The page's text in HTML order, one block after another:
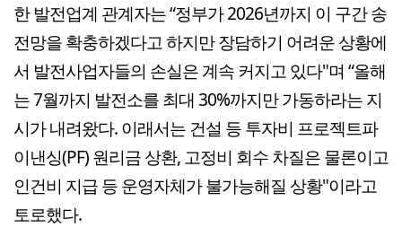
한 발전업계 관계자는 “정부가 2026년까지 이 구간 송
전망을 확충하겠다고 하지만 장담하기 어려운 상황에
서 발전사업자들의 손실은 계속 커지고 있다"며 “올해
는 7월까지 발전소를 최대 30%까지만 가동하라는 지
시가 내려왔다. 이래서는 건설 등 투자비 프로젝트파
이낸싱(PF) 원리금 상환, 고정비 회수 차질은 물론이고
인건비 지급 등 운영자체가 불가능해질 상황"이라고
토로했다.